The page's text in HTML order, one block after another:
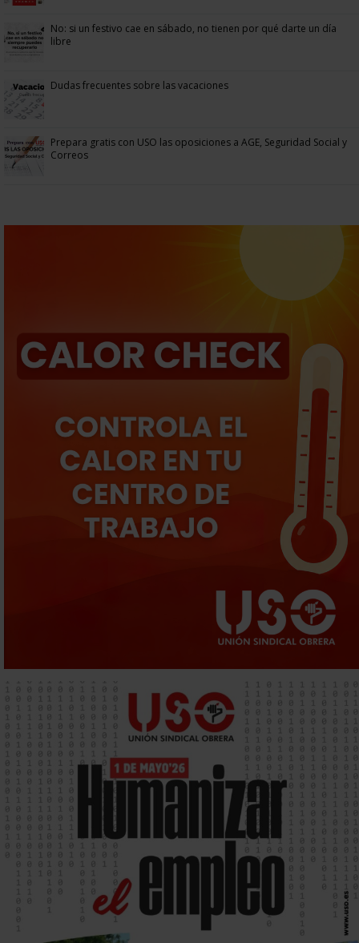
No: si un festivo cae en sábado, no tienen por qué darte un día
libre
Dudas frecuentes sobre las vacaciones
Prepara gratis con USO las oposiciones a AGE, Seguridad Social y
Correos